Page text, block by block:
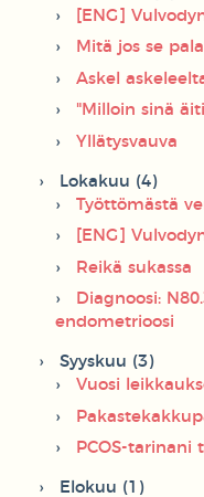
[ENG]
Mitä jos se
Askel
"Milloin sinä
Yllätysvauva
Lokakuu (4)
Työttömästä
[ENG]
Reikä sukassa
Diagnoosi:
endometrioosi
Syyskuu (3)
Vuosi
PCOS-tarinani
Elokuu (1)